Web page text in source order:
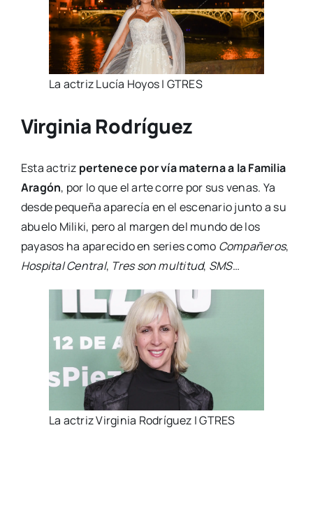
La actriz Lucía Hoyos | GTRES
Virginia Rodríguez
Esta actriz pertenece por vía materna a la Familia
Aragón, por lo que el arte corre por sus venas. Ya
desde pequeña aparecía en el escenario junto a su
abuelo Miliki, pero al margen del mundo de los
payasos ha aparecido en series como Compañeros,
Hospital Central, Tres son multitud, SMS…
La actriz Virginia Rodríguez | GTRES